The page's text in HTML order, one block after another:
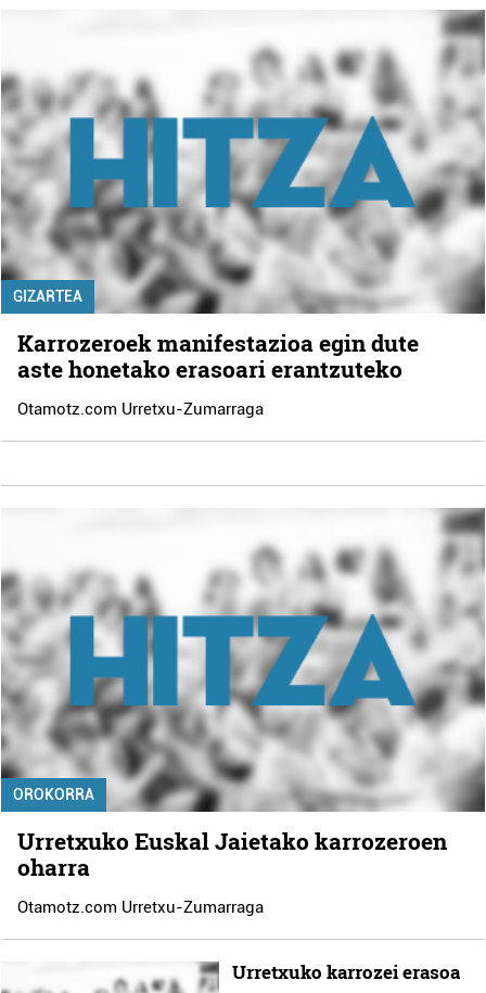
GIZARTEA
Karrozeroek manifestazioa egin dute
aste honetako erasoari erantzuteko
Otamotz.com Urretxu-Zumarraga
OROKORRA
Urretxuko Euskal Jaietako karrozeroen
oharra
Otamotz.com Urretxu-Zumarraga
Urretxuko karrozei erasoa